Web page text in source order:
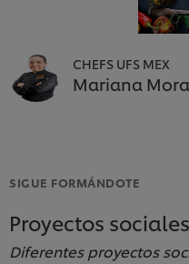
CHEFS UFS MEX
Mariana
SIGUE FORMÁNDOTE
Proyectos
Diferentes proyectos